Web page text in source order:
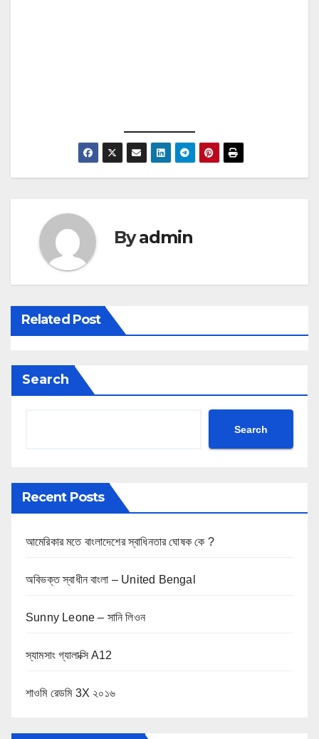
Byadmin
Related Post
Search
Search
Recent Posts
আমেরিকার মতে বাংলাদেশের স্বাধিনতার ঘোষক কে ?
অবিভক্ত স্বাধীন বাংলা – United Bengal
Sunny Leone – সানি লিওন
স্যামসাং গ্যালাক্সি A12
শাওমি রেডমি 3X ২০১৬